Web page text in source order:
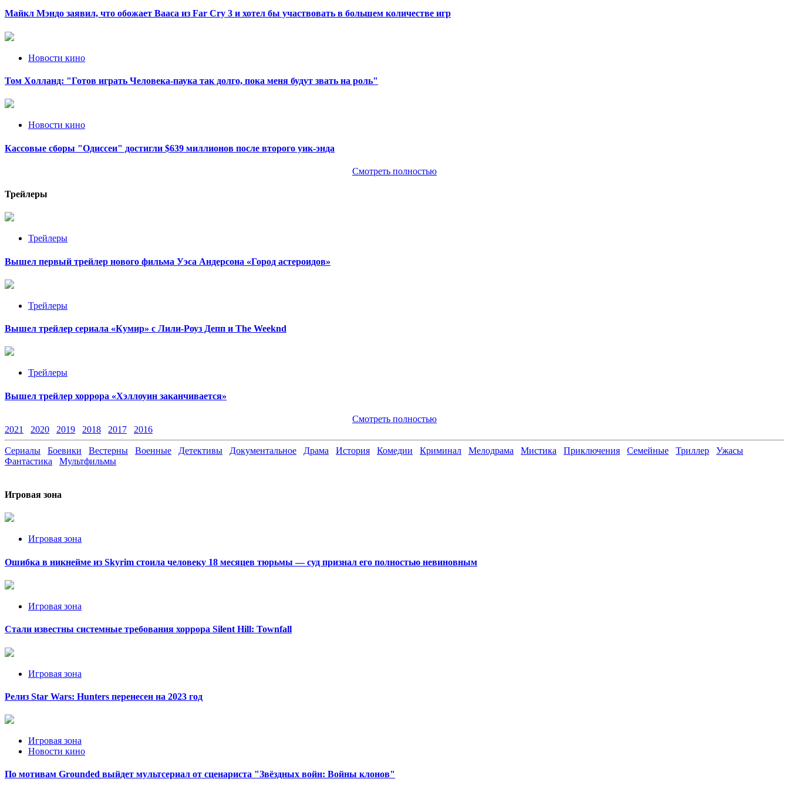
Майкл Мэндо заявил, что обожает Вааса из Far Cry 3 и хотел бы участвовать в большем количестве игр
Новости кино
Том Холланд: "Готов играть Человека-паука так долго, пока меня будут звать на роль"
Новости кино
Кассовые сборы "Одиссеи" достигли $639 миллионов после второго уик-энда
Смотреть полностью
Трейлеры
Трейлеры
Вышел первый трейлер нового фильма Уэса Андерсона «Город астероидов»
Трейлеры
Вышел трейлер сериала «Кумир» с Лили-Роуз Депп и The Weeknd
Трейлеры
Вышел трейлер хоррора «Хэллоуин заканчивается»
Смотреть полностью
2021
2020 2019 2018 2017 2016
Сериалы Боевики Вестерны Военные Детективы Документальное Драма История Комедии Криминал Мелодрама Мистика Приключения Семейные Триллер
Ужасы
Фантастика
Мультфильмы
Игровая зона
Игровая зона
Ошибка в никнейме из Skyrim стоила человеку 18 месяцев тюрьмы — суд признал его полностью невиновным
Игровая зона
Стали известны системные требования хоррора Silent Hill: Townfall
Игровая зона
Релиз Star Wars: Hunters перенесен на 2023 год
Игровая зона
Новости кино
По мотивам Grounded выйдет мультсериал от сценариста "Звёздных войн: Войны клонов"